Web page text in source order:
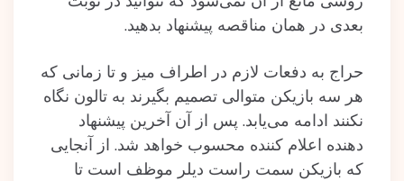
بعدی در همان مناقصه پیشنهاد بدهید.
حراج به دفعات لازم در اطراف میز و تا زمانی که
هر سه بازیکن متوالی تصمیم بگیرند به تالون نگاه
نکنند ادامه می‌یابد. پس از آن آخرین پیشنهاد
دهنده اعلام کننده محسوب خواهد شد. از آنجایی
که بازیکن سمت راست دیلر موظف است تا